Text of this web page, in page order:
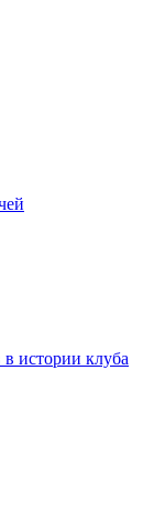
истории клуба